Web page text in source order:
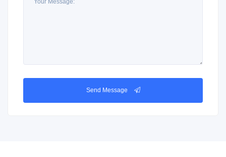
Send Message